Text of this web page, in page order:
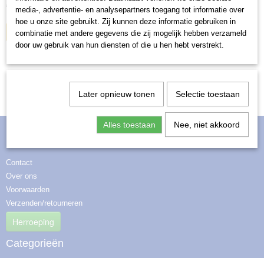
€ 305,00
IN WINKELWAGEN
Contact
Over ons
Voorwaarden
Verzenden/retourneren
Herroeping
Categorieën
media-, advertentie- en analysepartners toegang tot informatie over
hoe u onze site gebruikt. Zij kunnen deze informatie gebruiken in
combinatie met andere gegevens die zij mogelijk hebben verzameld
door uw gebruik van hun diensten of die u hen hebt verstrekt.
Later opnieuw tonen Selectie toestaan
Alles toestaan Nee, niet akkoord